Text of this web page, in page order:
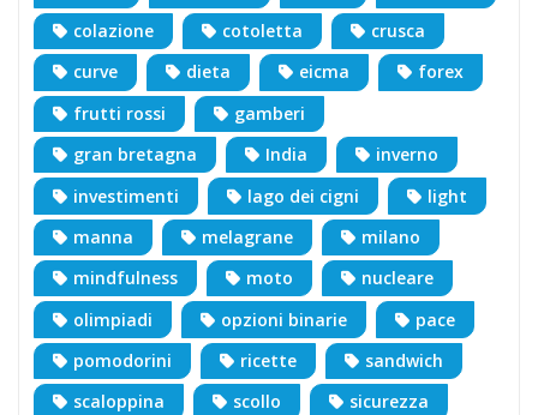
colazione
cotoletta
crusca
curve
dieta eicma
forex
frutti rossi
gamberi
gran bretagna
India
inverno
investimenti
lago dei cigni
light
manna
melagrane
milano
mindfulness
moto
nucleare
olimpiadi
opzioni binarie
pace
pomodorini
ricette
sandwich
scaloppina
scollo
sicurezza